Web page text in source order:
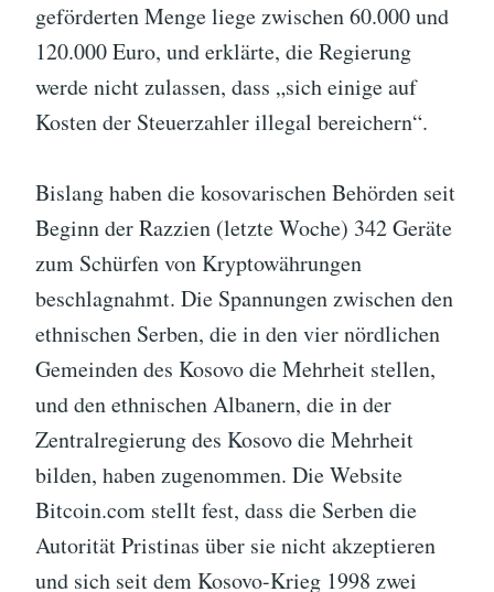
geförderten Menge liege zwischen 60.000 und
120.000 Euro, und erklärte, die Regierung
werde nicht zulassen, dass „sich einige auf
Kosten der Steuerzahler illegal bereichern“.
Bislang haben die kosovarischen Behörden seit
Beginn der Razzien (letzte Woche) 342 Geräte
zum Schürfen von Kryptowährungen
beschlagnahmt. Die Spannungen zwischen den
ethnischen Serben, die in den vier nördlichen
Gemeinden des Kosovo die Mehrheit stellen,
und den ethnischen Albanern, die in der
Zentralregierung des Kosovo die Mehrheit
bilden, haben zugenommen. Die Website
Bitcoin.com stellt fest, dass die Serben die
Autorität Pristinas über sie nicht akzeptieren
und sich seit dem Kosovo-Krieg 1998 zwei